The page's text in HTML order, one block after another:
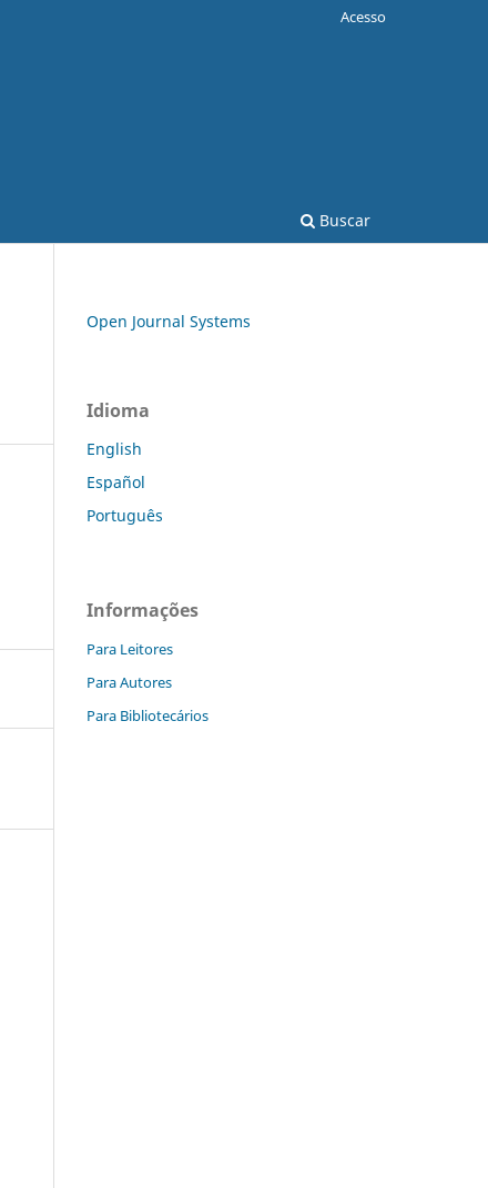
Buscar
Acesso
Open Journal Systems
Idioma
English
Español
Português
Informações
Para Leitores
Para Autores
Para Bibliotecários